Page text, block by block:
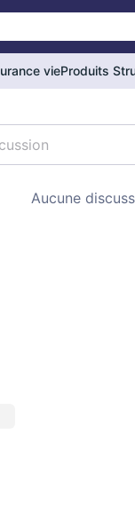
vieProduits
Aucune